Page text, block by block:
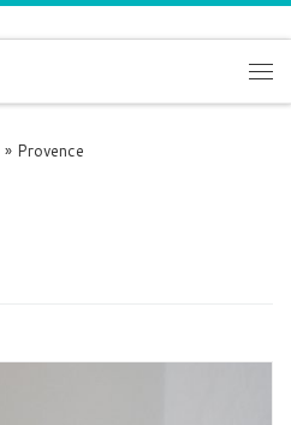
» Provence